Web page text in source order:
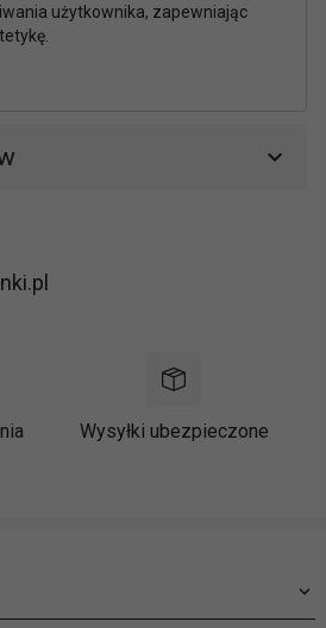
użytkownika, zapewniając
Wysyłki ubezpieczone